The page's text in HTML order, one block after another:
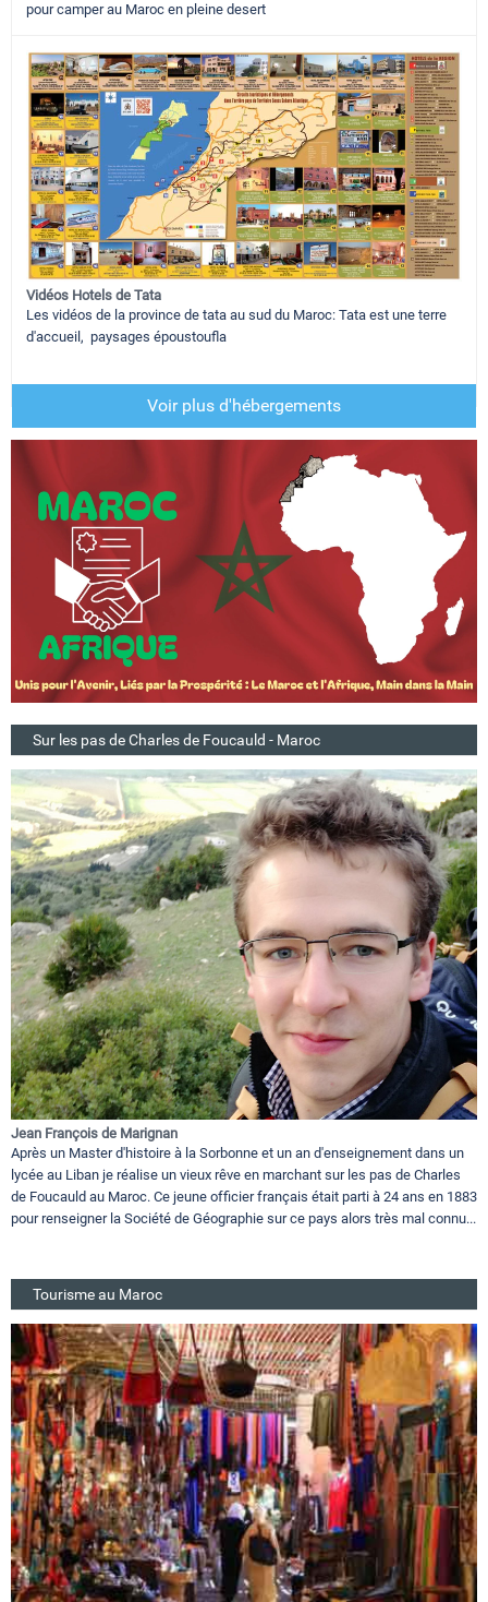
pour camper au Maroc en pleine desert
Vidéos Hotels de Tata
Les vidéos de la province de tata au sud du Maroc: Tata est une terre
d'accueil, paysages époustoufla
Voir plus d'hébergements
Sur les pas de Charles de Foucauld - Maroc
Jean François de Marignan
Après un Master d'histoire à la Sorbonne et un an d'enseignement dans un
lycée au Liban je réalise un vieux rêve en marchant sur les pas de Charles
de Foucauld au Maroc. Ce jeune officier français était parti à 24 ans en 1883
pour renseigner la Société de Géographie sur ce pays alors très mal connu...
Tourisme au Maroc